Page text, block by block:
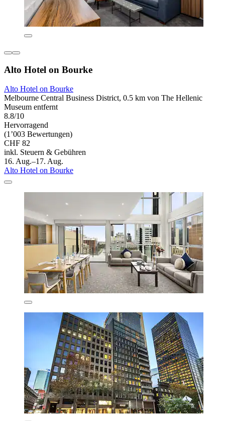
Alto Hotel on Bourke
Alto Hotel on Bourke
Melbourne Central Business District, 0.5 km von The Hellenic
Museum entfernt
8.8/10
Hervorragend
(1’003 Bewertungen)
CHF 82
inkl. Steuern & Gebühren
16. Aug.–17. Aug.
Alto Hotel on Bourke